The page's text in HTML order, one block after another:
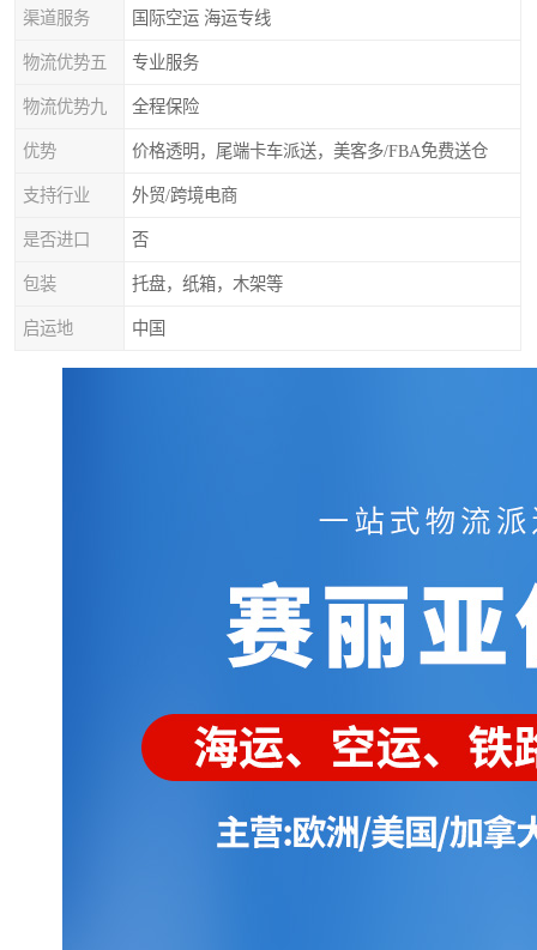
渠道服务 国际空运 海运专线
物流优势五 专业服务
物流优势九 全程保险
优势 价格透明，尾端卡车派送，美客多/FBA免费送仓
支持行业 外贸/跨境电商
是否进口 否
包装 托盘，纸箱，木架等
启运地 中国